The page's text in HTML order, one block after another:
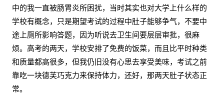
中的我一直被肠胃炎所困扰，当时其实也对大学上什么样的
学校有概念，只是期望考试的过程中肚子能够争气，不要中
途上厕所影响答题，因为听说去卫生间要层层审批，很麻
烦。高考的两天，学校安排了免费的饭菜，而且比平时种类
和质量都高很多，但我仍旧没有心思去享受美味，考试之前
靠吃一块德芙巧克力来保持体力，还好，那两天肚子状态正
常。